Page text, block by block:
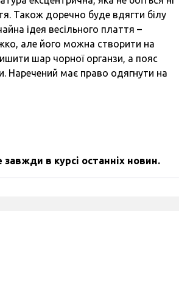
Також доречно буде вдягти білу
ідея весільного плаття –
але його можна створити на
шар чорної органзи, а пояс
Наречений має право одягнути на
завжди в курсі останніх новин.